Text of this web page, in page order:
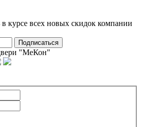
в курсе всех новых скидок компании
"МеКон"